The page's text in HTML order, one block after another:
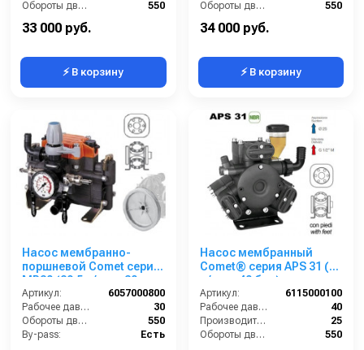
Обороты двигателя (об/мин):
550
33 000 руб.
⚡ В корзину
Обороты двигателя (об/мин):
550
34 000 руб.
⚡ В корзину
Насос мембранно-
поршневой Comet серия
МР30 (29,5 л/мин; 30
бар) с шкивом d=247
Артикул:
6057000800
Рабочее давление (бар):
30
Обороты двигателя (об/мин):
550
By-pass:
Есть
Насос мембранный
Comet® серия APS 31 (25
л/мин; 40 бар); элемент
соединительный под 6
болтов
Артикул:
6115000100
Рабочее давление (бар):
40
Производительность (л/мин):
25
Обороты двигателя (об/мин):
550